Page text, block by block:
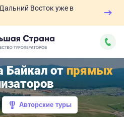
Восток уже в
Байкал отпрямых
Авторские туры